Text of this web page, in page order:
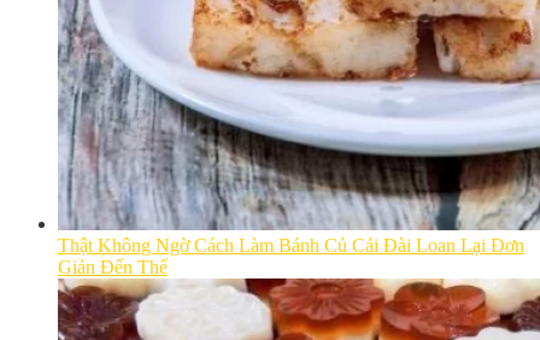
Thật Không Ngờ Cách Làm Bánh Củ Cải Đài Loan Lại Đơn
Giản Đến Thế